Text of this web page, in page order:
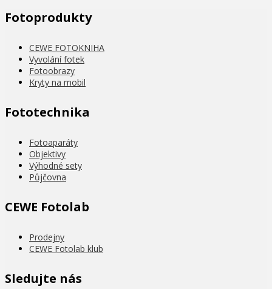
Fotoprodukty
CEWE FOTOKNIHA
Vyvolání fotek
Fotoobrazy
Kryty na mobil
Fototechnika
Fotoaparáty
Objektivy
Výhodné sety
Půjčovna
CEWE Fotolab
Prodejny
CEWE Fotolab klub
Sledujte nás